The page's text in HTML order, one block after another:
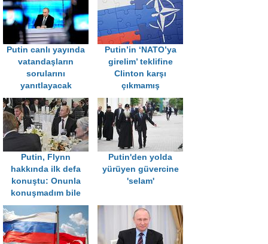
Putin canlı yayında
vatandaşların
sorularını
yanıtlayacak
Putin’in ‘NATO’ya
girelim’ teklifine
Clinton karşı
çıkmamış
Putin, Flynn
hakkında ilk defa
konuştu: Onunla
konuşmadım bile
Putin'den yolda
yürüyen güvercine
'selam'